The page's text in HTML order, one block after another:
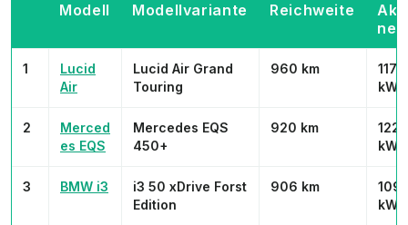
Modell Modellvariante Reichweite
1
Lucid
Air
Lucid Air Grand
Touring
960 km
117
kWh
2
Merced
es EQS
Mercedes EQS
450+
920 km
122
kWh
3 BMW i3
i3 50 xDrive Forst
Edition
906 km
109
kWh